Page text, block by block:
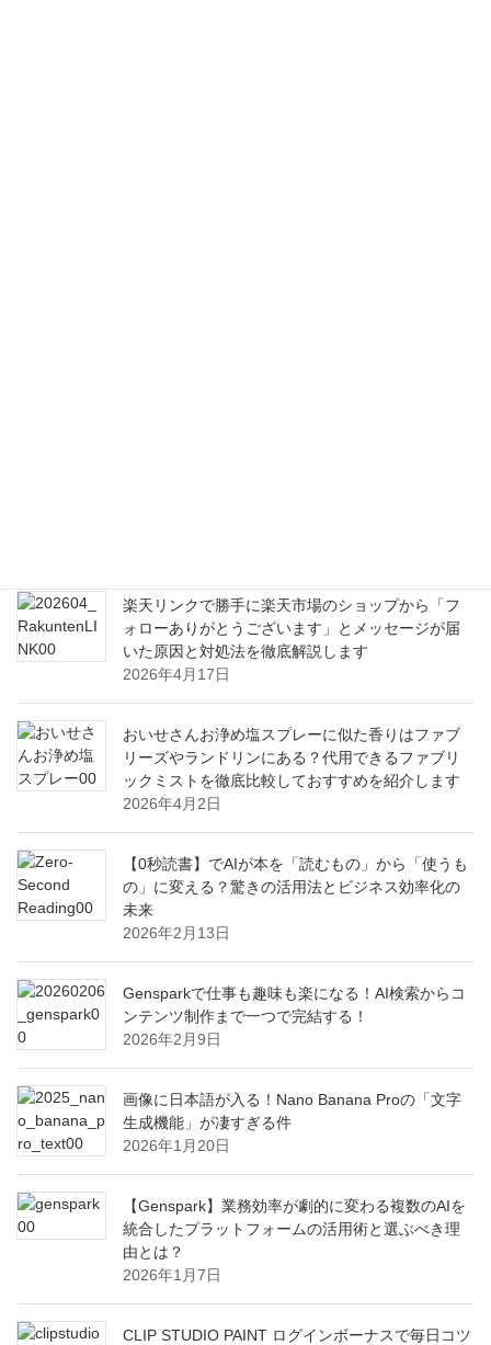
楽天リンクで勝手に楽天市場のショップから「フ
ォローありがとうございます」とメッセージが届
いた原因と対処法を徹底解説します
2026年4月17日
おいせさんお浄め塩スプレーに似た香りはファブ
リーズやランドリンにある？代用できるファブリ
ックミストを徹底比較しておすすめを紹介します
2026年4月2日
【0秒読書】でAIが本を「読むもの」から「使うも
の」に変える？驚きの活用法とビジネス効率化の
未来
2026年2月13日
Gensparkで仕事も趣味も楽になる！AI検索からコ
ンテンツ制作まで一つで完結する！
2026年2月9日
画像に日本語が入る！Nano Banana Proの「文字
生成機能」が凄すぎる件
2026年1月20日
【Genspark】業務効率が劇的に変わる複数のAIを
統合したプラットフォームの活用術と選ぶべき理
由とは？
2026年1月7日
CLIP STUDIO PAINT ログインボーナスで毎日コツ